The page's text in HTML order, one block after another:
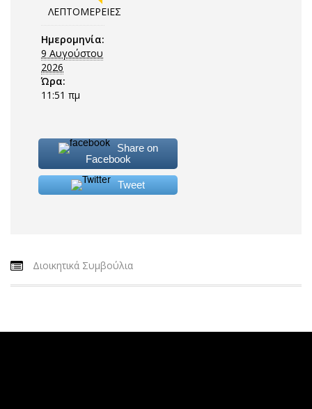
ΛΕΠΤΟΜΈΡΕΙΕΣ
Ημερομηνία:
9 Αυγούστου
2026
Ώρα:
11:51 πμ
Share on
Facebook
Tweet
Διοικητικά Συμβούλια